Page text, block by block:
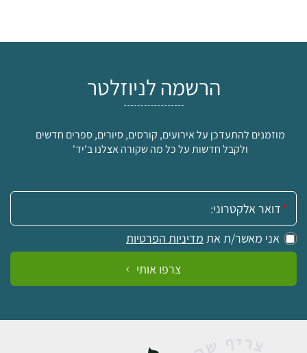
הרשמה לניוזלטר
מוזמנים להתעדכן על אירועים, קורסים, סיורים, ספרים חדשים
ולקבל חדשות על כל מה שקורה אצלנו ב'יד'
אימייל:
אני מאשר/ת את מדיניות הפרטיות
צרפו אותי